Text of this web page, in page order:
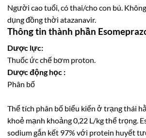
Người cao tuổi, có thai/cho con bú.
dụng đồng thời atazanavir.
Thông tin thành phần
Dược lực:
Thuốc ức chế bơm proton.
Dược động học :
Phân bố
Thể tích phân bố biểu kiến ở trạng thái
khoẻ mạnh khoảng 0,22 L/kg thể trọng.
sodium gắn kết 97% với protein huyết